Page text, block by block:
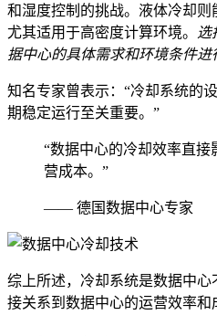
和湿度控制的挑战。液体冷却则
尤其适用于高密度计算环境。
选
据中心的具体需求和环境条件进
知名专家曾表示：“冷却系统的
期稳定运行至关重要。”
“数据中心的冷却效率直
营成本。”
—— 德国数据中心专家
综上所述，冷却系统是数据中
接关系到数据中心的运营效率和